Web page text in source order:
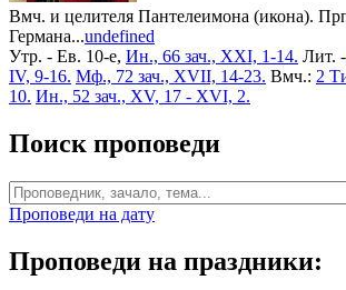
Вмч. и целителя Пантелеимона (икона).
Германа...undefined
Утр. - Ев. 10-е, Ин., 66 зач., XXI, 1-14. Лит. -
IV, 9-16. Мф., 72 зач., XVII, 14-23. Вмч.: 2
10. Ин., 52 зач., XV, 17 - XVI, 2.
Поиск проповеди
Проповеди на дату
Проповеди на праздники: